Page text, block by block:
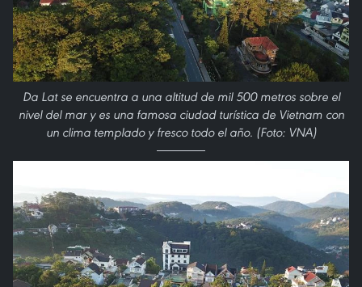
Da Lat se encuentra a una altitud de mil 500 metros sobre el
nivel del mar y es una famosa ciudad turística de Vietnam con
un clima templado y fresco todo el año. (Foto: VNA)